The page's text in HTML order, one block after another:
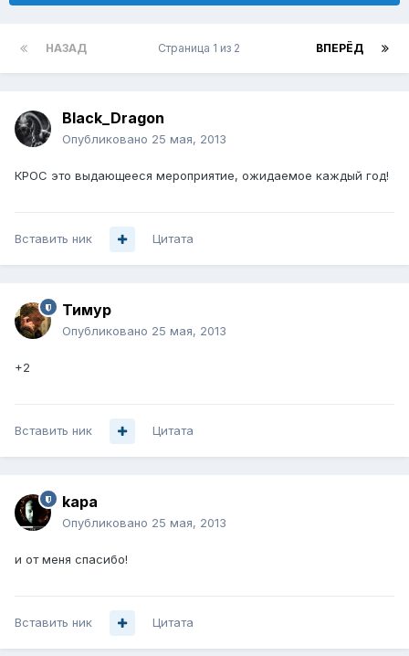
НАЗАД ВПЕРЁД
Страница 1 из 2
Black_Dragon
Опубликовано 25 мая, 2013
КРОС это выдающееся мероприятие, ожидаемое каждый год!
Вставить ник Цитата
Тимур
Опубликовано 25 мая, 2013
+2
Вставить ник Цитата
kapa
Опубликовано 25 мая, 2013
и от меня спасибо!
Вставить ник Цитата